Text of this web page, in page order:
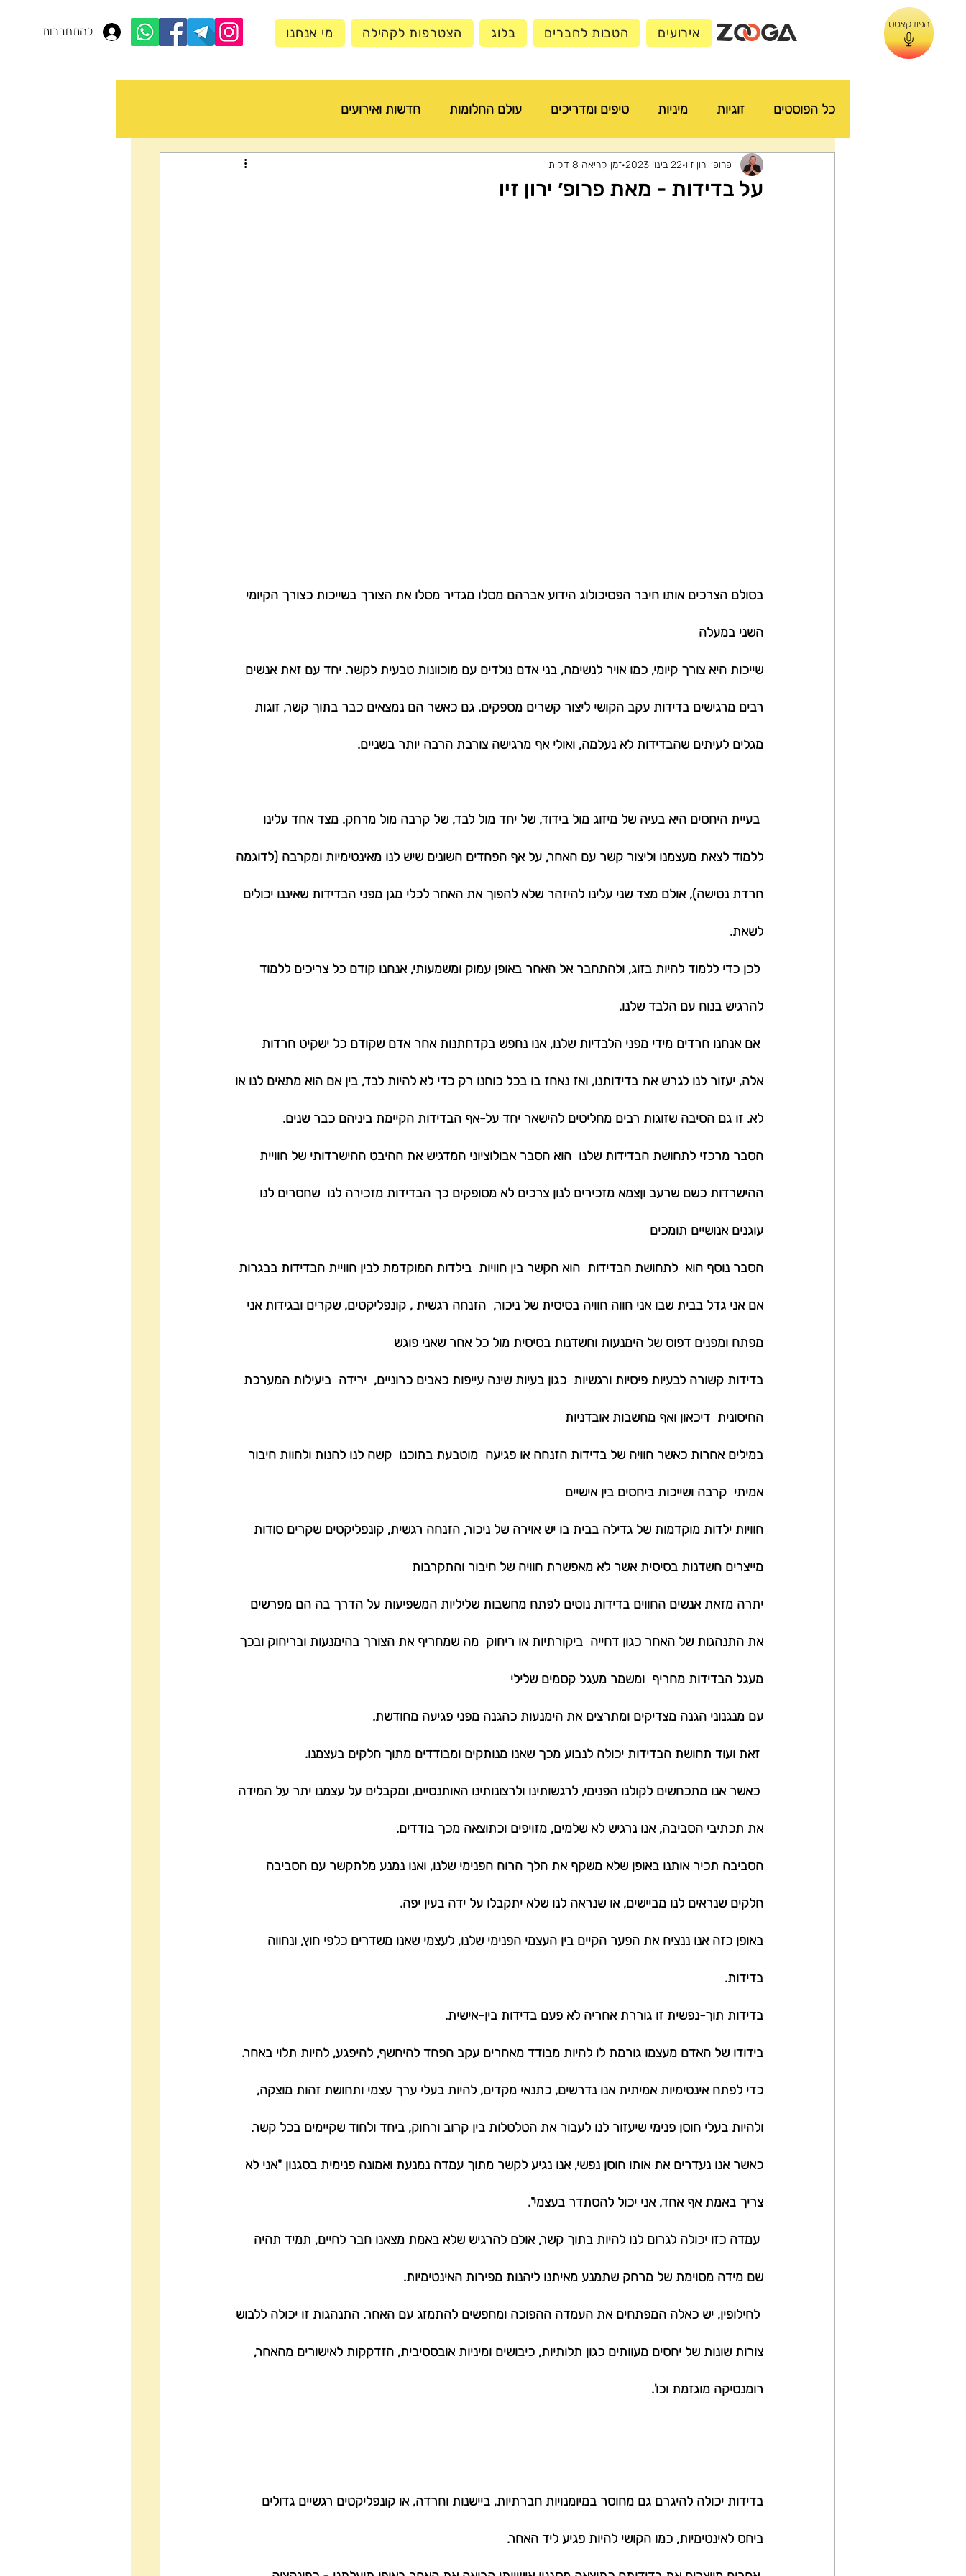
הפודקאסט
להתחברות אירועים הטבות לחברים בלוג הצטרפות לקהילה מי אנחנו
כל הפוסטים זוגיות מיניות טיפים ומדריכים עולם החלומות חדשות ואירועים
על בדידות - מאת פרופ׳ ירון זיו
פרופ׳ ירון זיו 22 בינו׳ 2023 זמן קריאה 8 דקות
בסולם הצרכים אותו חיבר הפסיכולוג הידוע אברהם מסלו מגדיר מסלו את הצורך בשייכות כצורך הקיומי
השני במעלה
שייכות היא צורך קיומי, כמו אויר לנשימה, בני אדם נולדים עם מוכוונות טבעית לקשר. יחד עם זאת אנשים
רבים מרגישים בדידות עקב הקושי ליצור קשרים מספקים. גם כאשר הם נמצאים כבר בתוך קשר, זוגות
מגלים לעיתים שהבדידות לא נעלמה, ואולי אף מרגישה צורבת הרבה יותר בשניים.
בעיית היחסים היא בעיה של מיזוג מול בידוד, של יחד מול לבד, של קרבה מול מרחק. מצד אחד עלינו
ללמוד לצאת מעצמנו וליצור קשר עם האחר, על אף הפחדים השונים שיש לנו מאינטימיות ומקרבה (לדוגמה
חרדת נטישה), אולם מצד שני עלינו להיזהר שלא להפוך את האחר לכלי מגן מפני הבדידות שאיננו יכולים
לשאת.
לכן כדי ללמוד להיות בזוג, ולהתחבר אל האחר באופן עמוק ומשמעותי, אנחנו קודם כל צריכים ללמוד
להרגיש בנוח עם הלבד שלנו.
אם אנחנו חרדים מידי מפני הלבדיות שלנו, אנו נחפש בקדחתנות אחר אדם שקודם כל ישקיט חרדות
אלה, יעזור לנו לגרש את בדידותנו, ואז נאחז בו בכל כוחנו רק כדי לא להיות לבד, בין אם הוא מתאים לנו או
לא. זו גם הסיבה שזוגות רבים מחליטים להישאר יחד על-אף הבדידות הקיימת ביניהם כבר שנים.
הסבר מרכזי לתחושת הבדידות שלנו  הוא הסבר אבולוציוני המדגיש את ההיבט ההישרדותי של חוויית
ההישרדות כשם שרעב וןצמא מזכירים לנון צרכים לא מסופקים כך הבדידות מזכירה לנו  שחסרים לנו
עוגנים אנושיים תומכים
הסבר נוסף הוא  לתחושת הבדידות  הוא הקשר בין חוויות  בילדות המוקדמת לבין חוויית הבדידות בבגרות
אם אני גדל בבית שבו אני חווה חוויה בסיסית של ניכור,  הזנחה רגשית , קונפליקטים, שקרים ובגידות אני
מפתח ומפנים דפוס של הימנעות וחשדנות בסיסית מול כל אחר שאני פוגש
בדידות קשורה לבעיות פיסיות ורגשיות  כגון בעיות שינה עייפות כאבים כרוניים,  ירידה  ביעילות המערכת
החיסונית  דיכאון ואף מחשבות אובדניות
במילים אחרות כאשר חוויה של בדידות הזנחה או פגיעה  מוטבעת בתוכנו  קשה לנו להנות ולחוות חיבור
אמיתי  קרבה ושייכות ביחסים בין אישיים
חוויות ילדות מוקדמות של גדילה בבית בו יש אוירה של ניכור, הזנחה רגשית, קונפליקטים שקרים סודות
מייצרים חשדנות בסיסית אשר לא מאפשרת חוויה של חיבור והתקרבות
יתרה מזאת אנשים החווים בדידות נוטים לפתח מחשבות שליליות המשפיעות על הדרך בה הם מפרשים
את התנהגות של האחר כגון דחייה  ביקורתיות או ריחוק  מה שמחריף את הצורך בהימנעות ובריחוק ובכך
מעגל הבדידות מחריף  ומשמר מעגל קסמים שלילי
עם מנגנוני הגנה מצדיקים ומתרצים את הימנעות כהגנה מפני פגיעה מחודשת.
כאשר אנו מתכחשים לקולנו הפנימי, לרגשותינו ולרצונותינו האותנטיים, ומקבלים על עצמנו יתר על המידה
את תכתיבי הסביבה, אנו נרגיש לא שלמים, מזויפים וכתוצאה מכך בודדים.
הסביבה תכיר אותנו באופן שלא משקף את הלך הרוח הפנימי שלנו, ואנו נמנע מלתקשר עם הסביבה
חלקים שנראים לנו מביישים, או שנראה לנו שלא יתקבלו על ידה בעין יפה.
באופן כזה אנו ננציח את הפער הקיים בין העצמי הפנימי שלנו, לעצמי שאנו משדרים כלפי חוץ, ונחווה
בדידות.
בדידות תוך-נפשית זו גוררת אחריה לא פעם בדידות בין-אישית.
בידודו של האדם מעצמו גורמת לו להיות מבודד מאחרים עקב הפחד להיחשף, להיפגע, להיות תלוי באחר.
כדי לפתח אינטימיות אמיתית אנו נדרשים, כתנאי מקדים, להיות בעלי ערך עצמי ותחושת זהות מוצקה,
ולהיות בעלי חוסן פנימי שיעזור לנו לעבור את הטלטלות בין קרוב ורחוק, ביחד ולחוד שקיימים בכל קשר.
כאשר אנו נעדרים את אותו חוסן נפשי, אנו נגיע לקשר מתוך עמדה נמנעת ואמונה פנימית בסגנון "אני לא
צריך באמת אף אחד, אני יכול להסתדר בעצמי".
עמדה כזו יכולה לגרום לנו להיות בתוך קשר, אולם להרגיש שלא באמת מצאנו חבר לחיים, תמיד תהיה
שם מידה מסוימת של מרחק שתמנע מאיתנו ליהנות מפירות האינטימיות.
לחילופין, יש כאלה המפתחים את העמדה ההפוכה ומחפשים להתמזג עם האחר. התנהגות זו יכולה ללבוש
צורות שונות של יחסים מעוותים כגון תלותיות, כיבושים ומיניות אובססיבית, הזדקקות לאישורים מהאחר,
רומנטיקה מוגזמת וכו'.
בדידות יכולה להיגרם גם מחוסר במיומנויות חברתיות, ביישנות וחרדה, או קונפליקטים רגשיים גדולים
ביחס לאינטימיות, כמו הקושי להיות פגיע ליד האחר.